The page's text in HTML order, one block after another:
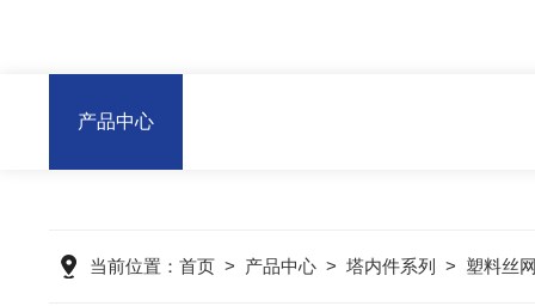
产品中心
当前位置： 首页> 产品中心> 塔内件系列 > 塑料丝